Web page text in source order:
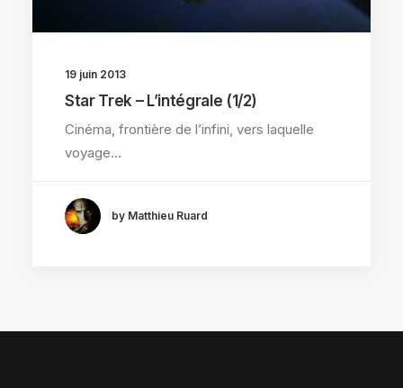
19 juin 2013
Star Trek – L’intégrale (1/2)
Cinéma, frontière de l’infini, vers laquelle
voyage…
by Matthieu Ruard